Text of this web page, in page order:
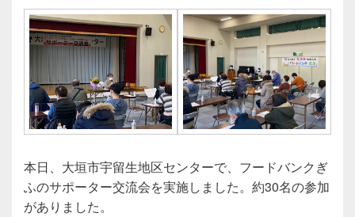
本日、大垣市宇留生地区センターで、フードバンクぎ
ふのサポーター交流会を実施しました。約30名の参加
がありました。